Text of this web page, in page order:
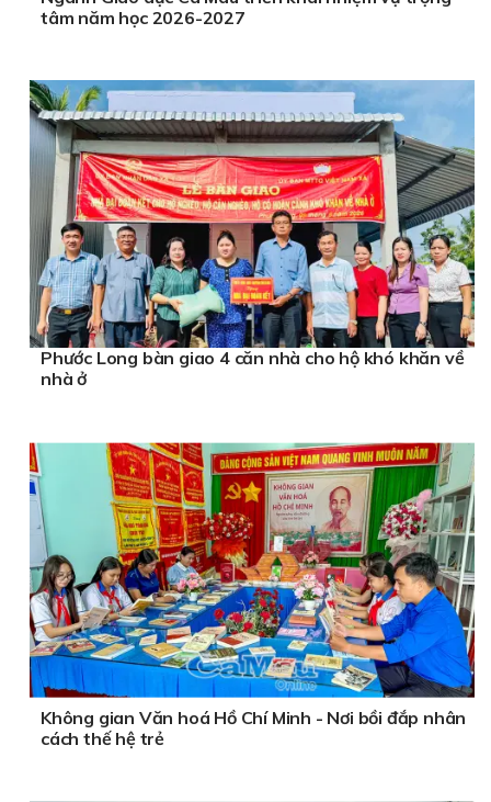
tâm năm học 2026-2027
Phước Long bàn giao 4 căn nhà cho hộ khó khăn về
nhà ở
Không gian Văn hoá Hồ Chí Minh - Nơi bồi đắp nhân
cách thế hệ trẻ